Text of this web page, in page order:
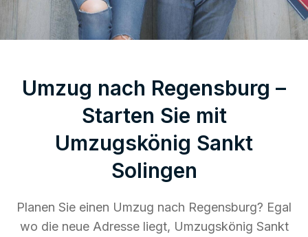
Umzug nach Regensburg –
Starten Sie mit
Umzugskönig Sankt
Solingen
Planen Sie einen Umzug nach Regensburg? Egal
wo die neue Adresse liegt, Umzugskönig Sankt